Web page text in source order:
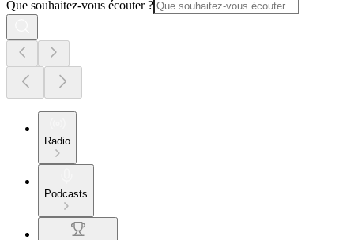
Que souhaitez-vous écouter ?
Radio
Podcasts